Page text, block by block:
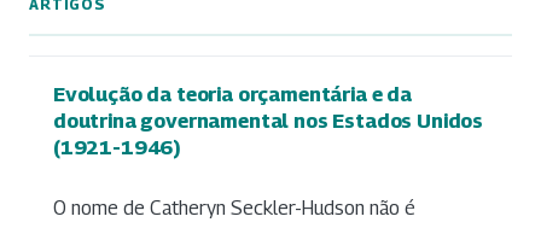
ARTIGOS
Evolução da teoria orçamentária e da
doutrina governamental nos Estados Unidos
(1921-1946)
O nome de Catheryn Seckler-Hudson não é